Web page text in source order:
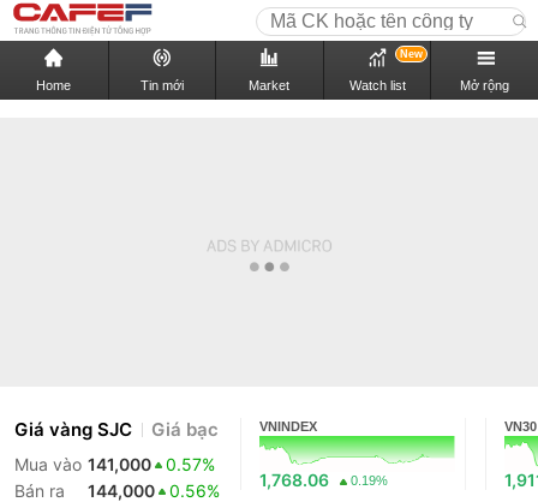
Home Tin mới Market Watch list
New
Mở rộng
Giá vàng SJC Giá bạc
Mua vào 141,000
0.57%
Bán ra
144,000 0.56%
VNINDEX
1,768.06 0.19%
VN30